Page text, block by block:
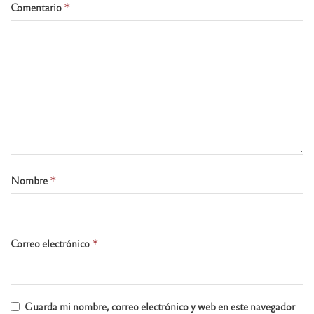
Comentario *
Nombre *
Correo electrónico *
Guarda mi nombre, correo electrónico y web en este navegador